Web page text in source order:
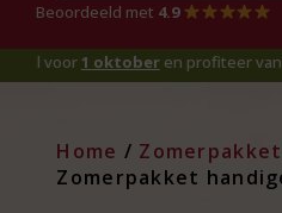
Beoordeeld met 4.9
1 oktoberen profiteer van extra
Home /
Zomerpakket